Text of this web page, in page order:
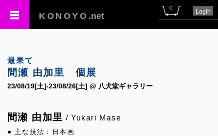
KONOYO .net
0 Login
最果て
間瀬 由加里 個展
23/08/19[土]-23/08/26[土] @ 八犬堂ギャラリー
間瀬 由加里 / Yukari Mase
● 主な技法：日本画